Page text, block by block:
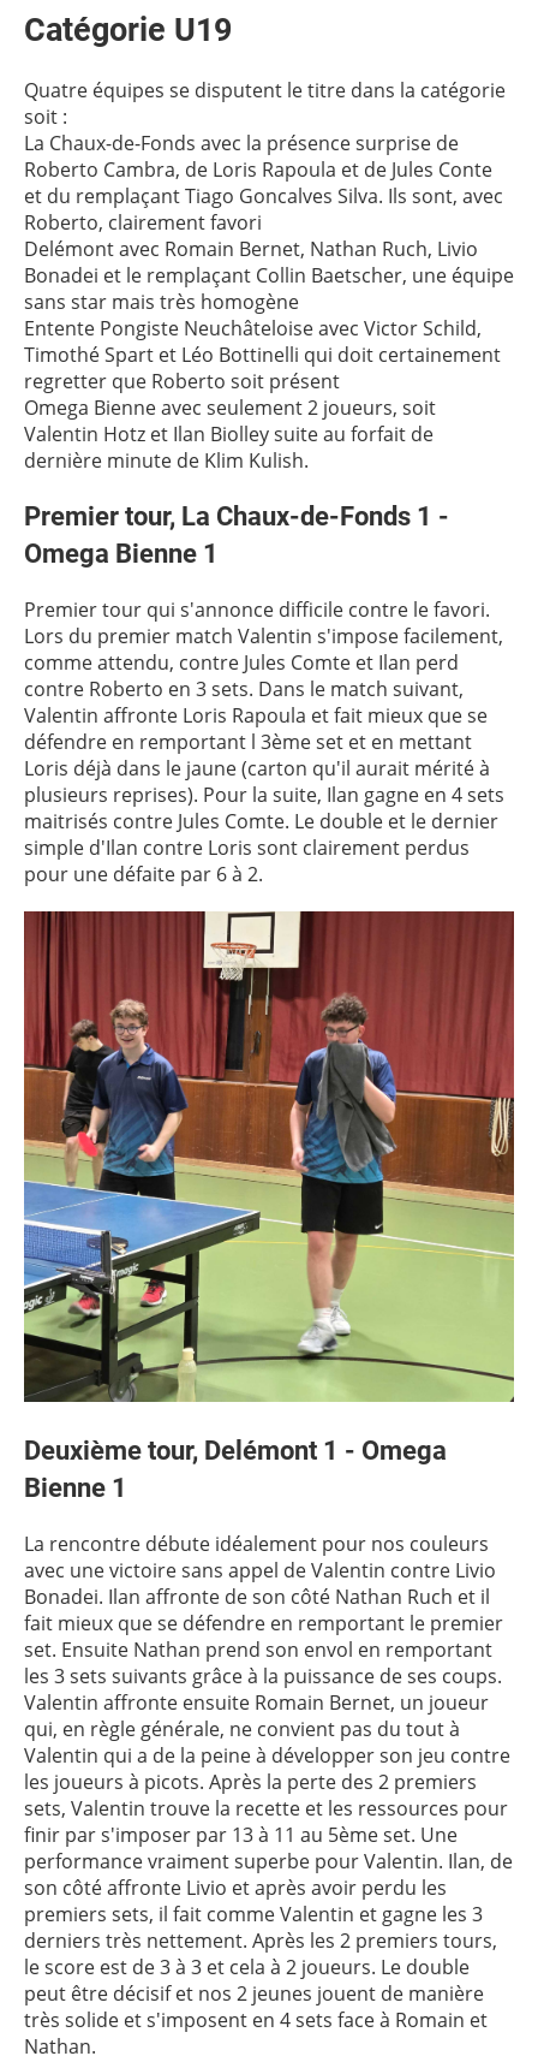
Catégorie U19
Quatre équipes se disputent le titre dans la catégorie
soit :
La Chaux-de-Fonds avec la présence surprise de
Roberto Cambra, de Loris Rapoula et de Jules Conte
et du remplaçant Tiago Goncalves Silva. Ils sont, avec
Roberto, clairement favori
Delémont avec Romain Bernet, Nathan Ruch, Livio
Bonadei et le remplaçant Collin Baetscher, une équipe
sans star mais très homogène
Entente Pongiste Neuchâteloise avec Victor Schild,
Timothé Spart et Léo Bottinelli qui doit certainement
regretter que Roberto soit présent
Omega Bienne avec seulement 2 joueurs, soit
Valentin Hotz et Ilan Biolley suite au forfait de
dernière minute de Klim Kulish.
Premier tour, La Chaux-de-Fonds 1 -
Omega Bienne 1
Premier tour qui s'annonce difficile contre le favori.
Lors du premier match Valentin s'impose facilement,
comme attendu, contre Jules Comte et Ilan perd
contre Roberto en 3 sets. Dans le match suivant,
Valentin affronte Loris Rapoula et fait mieux que se
défendre en remportant l 3ème set et en mettant
Loris déjà dans le jaune (carton qu'il aurait mérité à
plusieurs reprises). Pour la suite, Ilan gagne en 4 sets
maitrisés contre Jules Comte. Le double et le dernier
simple d'Ilan contre Loris sont clairement perdus
pour une défaite par 6 à 2.
Deuxième tour, Delémont 1 - Omega
Bienne 1
La rencontre débute idéalement pour nos couleurs
avec une victoire sans appel de Valentin contre Livio
Bonadei. Ilan affronte de son côté Nathan Ruch et il
fait mieux que se défendre en remportant le premier
set. Ensuite Nathan prend son envol en remportant
les 3 sets suivants grâce à la puissance de ses coups.
Valentin affronte ensuite Romain Bernet, un joueur
qui, en règle générale, ne convient pas du tout à
Valentin qui a de la peine à développer son jeu contre
les joueurs à picots. Après la perte des 2 premiers
sets, Valentin trouve la recette et les ressources pour
finir par s'imposer par 13 à 11 au 5ème set. Une
performance vraiment superbe pour Valentin. Ilan, de
son côté affronte Livio et après avoir perdu les
premiers sets, il fait comme Valentin et gagne les 3
derniers très nettement. Après les 2 premiers tours,
le score est de 3 à 3 et cela à 2 joueurs. Le double
peut être décisif et nos 2 jeunes jouent de manière
très solide et s'imposent en 4 sets face à Romain et
Nathan.